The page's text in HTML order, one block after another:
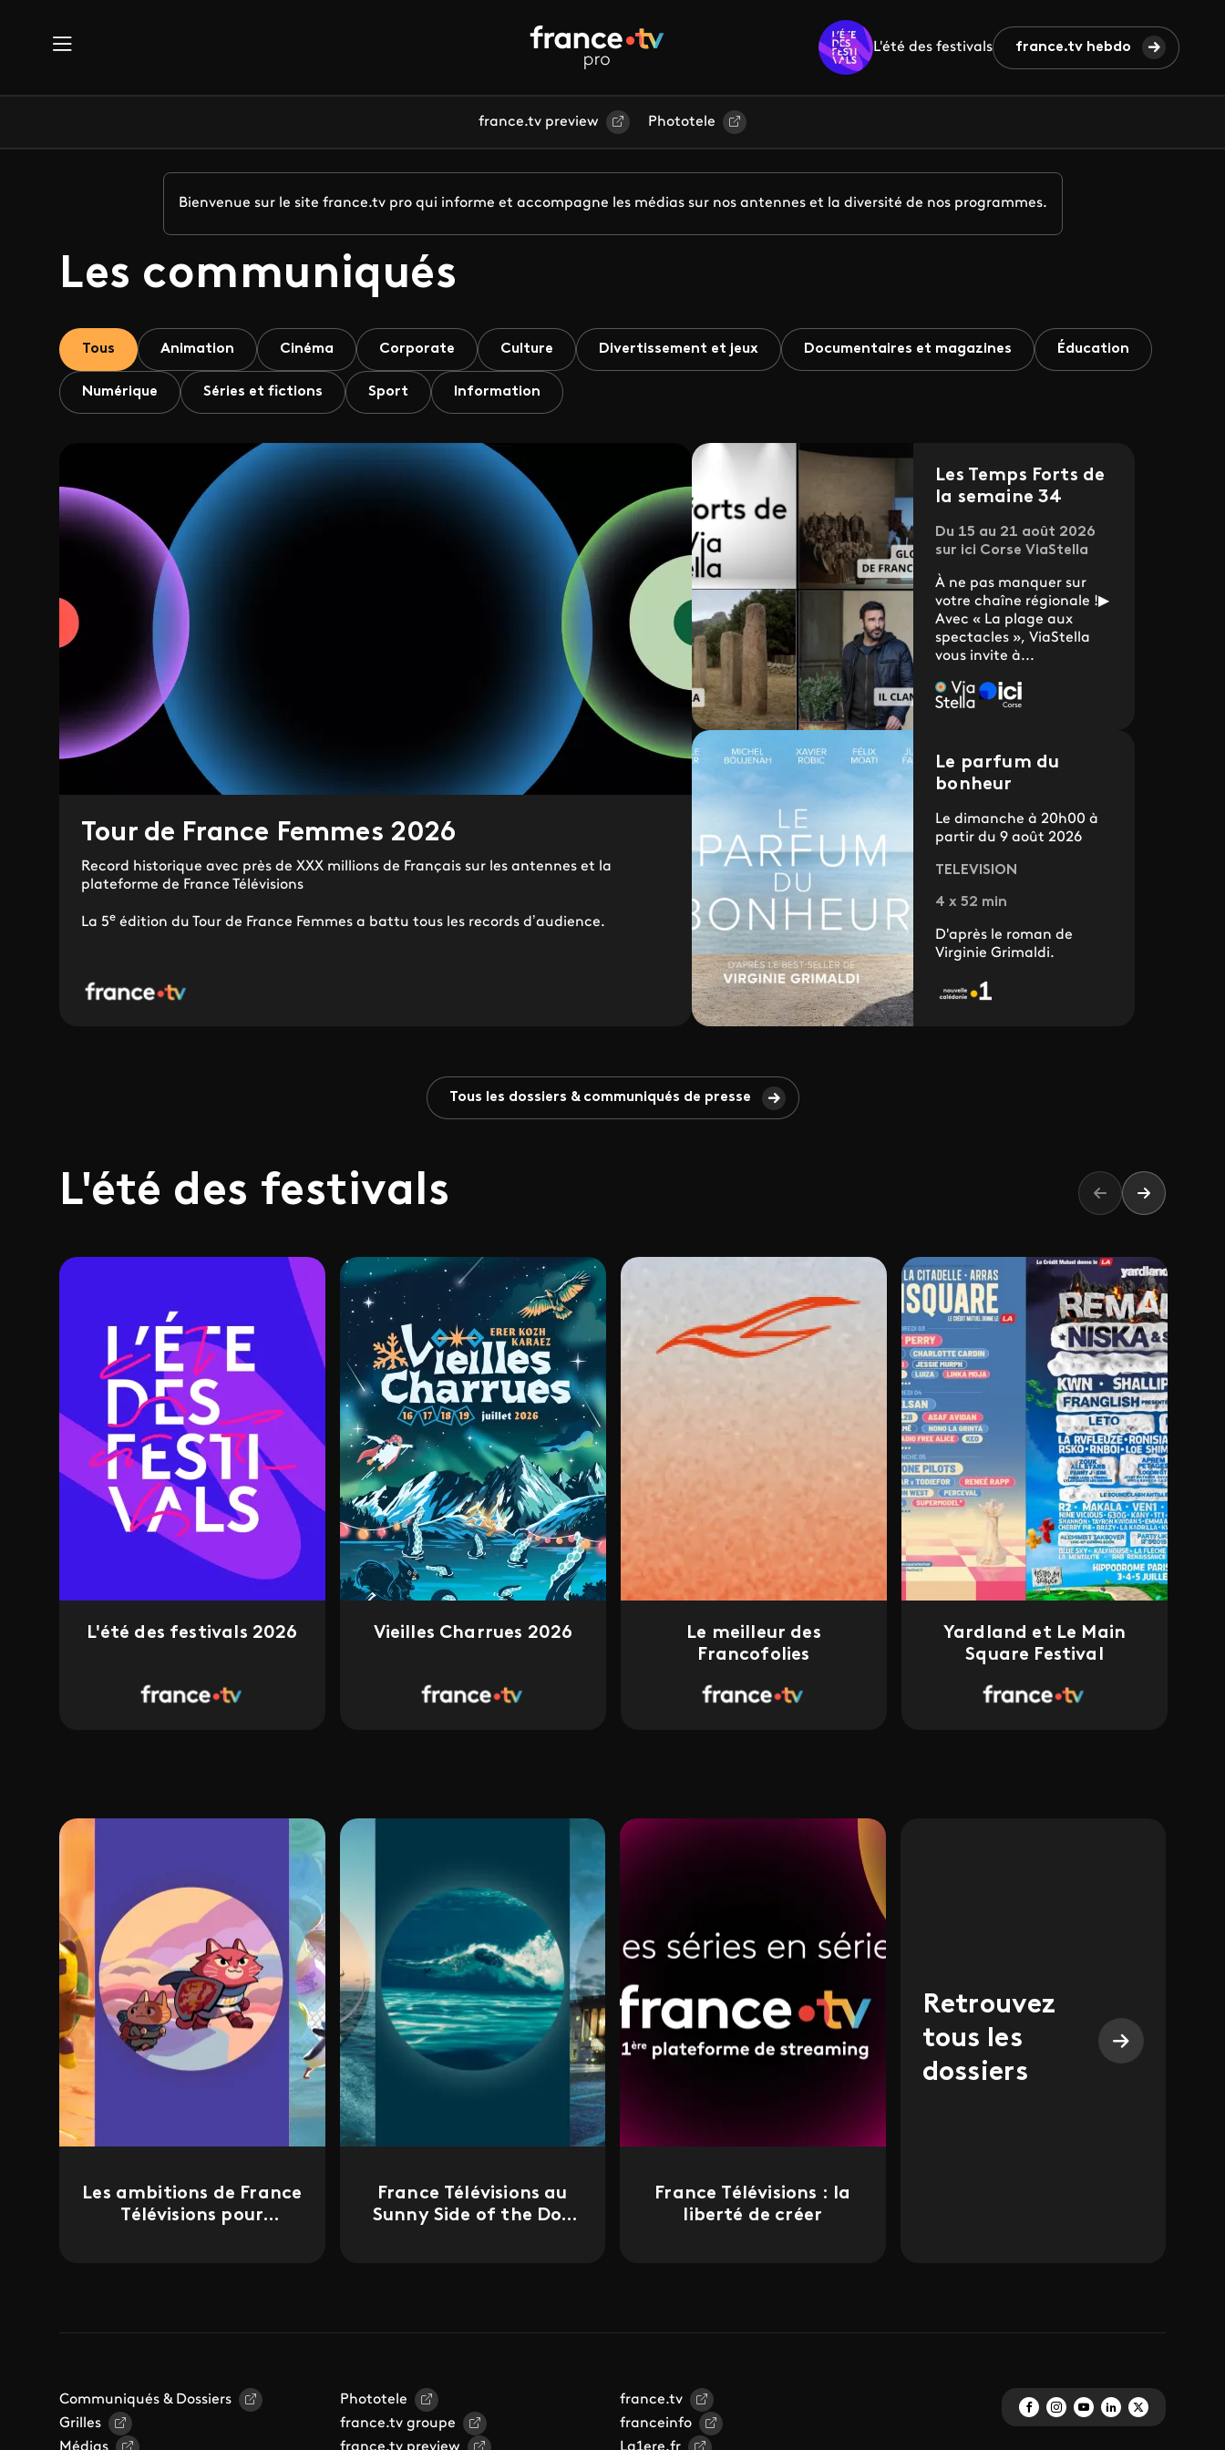
L'été des festivals france.tv hebdo
france.tv preview Phototele
Bienvenue sur le site france.tv pro qui informe et accompagne les médias sur nos antennes et la diversité de nos programmes.
Les communiqués
Tous Animation Cinéma Corporate Culture Divertissement et jeux Documentaires et magazines Éducation
Numérique Séries et fictions Sport Information
Tour de France Femmes 2026
Record historique avec près de XXX millions de Français sur les antennes et la
plateforme de France Télévisions
La 5e édition du Tour de France Femmes a battu tous les records d’audience.
Les Temps Forts de
la semaine 34
Du 15 au 21 août 2026
sur ici Corse ViaStella
À ne pas manquer sur
votre chaîne régionale !▶
Avec « La plage aux
spectacles », ViaStella
vous invite à...
Le parfum du
bonheur
Le dimanche à 20h00 à
partir du 9 août 2026
TELEVISION
4 x 52 min
D'après le roman de
Virginie Grimaldi.
Tous les dossiers & communiqués de presse
L'été des festivals
L'été des festivals 2026 Vieilles Charrues 2026
Le meilleur des
Francofolies
Yardland et Le Main
Square Festival
Les ambitions de France
Télévisions pour
France Télévisions au
Sunny Side of the Doc
France Télévisions : la
liberté de créer
Retrouvez
tous les
dossiers
Communiqués & Dossiers
Grilles
Phototele
france.tv groupe
france.tv
franceinfo